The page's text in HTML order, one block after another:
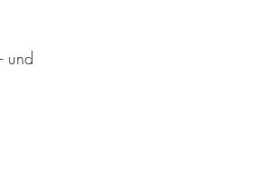
und